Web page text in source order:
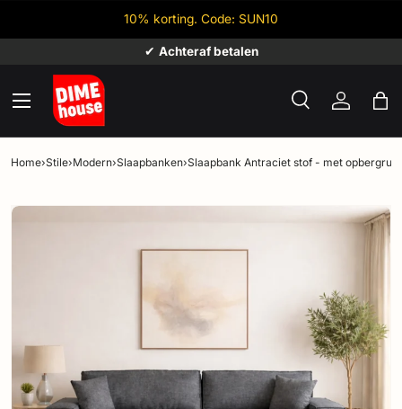
10% korting. Code: SUN10
✔ Achteraf betalen
Zoeken
ZoekenInloggenTas
Home›Stile›Modern›Slaapbanken›Slaapbank Antraciet stof - met